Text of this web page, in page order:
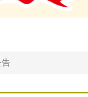
告